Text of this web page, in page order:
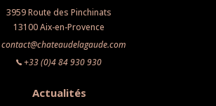
3959 Route des Pinchinats
13100 Aix-en-Provence
contact@chateaudelagaude.com
+33 (0)4 84 930 930
Actualités